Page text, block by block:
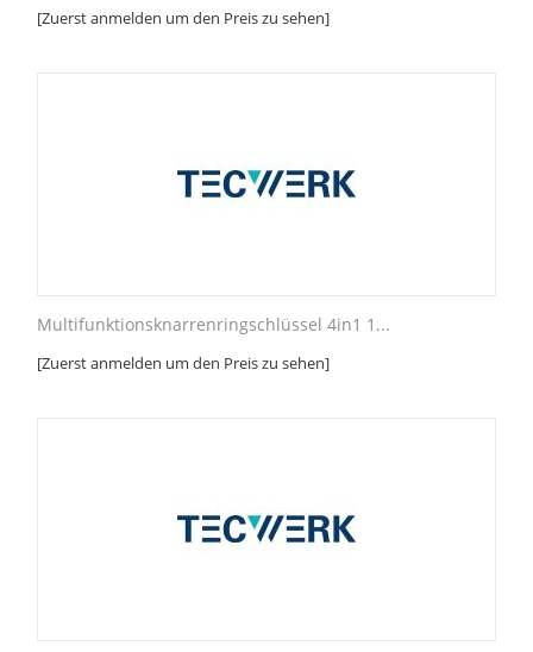
[Zuerst anmelden um den Preis zu sehen]
Multifunktionsknarrenringschlüssel 4in1 1...
[Zuerst anmelden um den Preis zu sehen]